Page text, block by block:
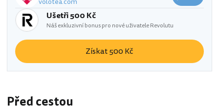
Ušetři 500 Kč
Náš exkluzivní bonus pro nové uživatele Revolutu
Získat 500 Kč
Před cestou